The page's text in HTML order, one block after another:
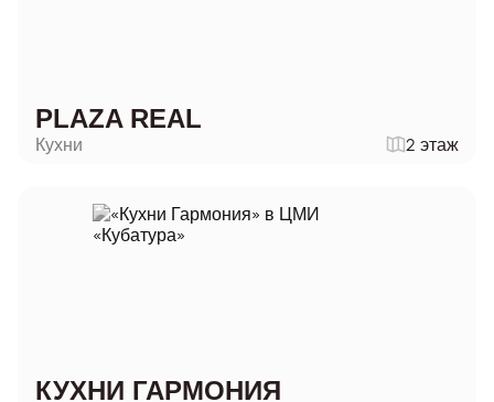
PLAZA REAL
Кухни 2 этаж
КУХНИ ГАРМОНИЯ